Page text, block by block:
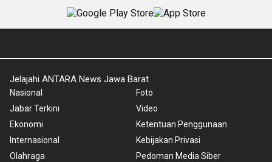
Jelajahi ANTARA News Jawa Barat
Nasional
Jabar Terkini
Ekonomi
Internasional
Olahraga
Foto
Video
Ketentuan Penggunaan
Kebijakan Privasi
Pedoman Media Siber